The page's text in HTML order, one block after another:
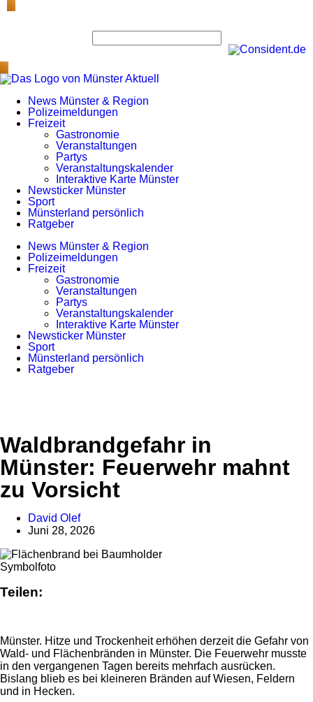
News Münster & Region
Polizeimeldungen
Freizeit
Gastronomie
Veranstaltungen
Partys
Veranstaltungskalender
Interaktive Karte Münster
Newsticker Münster
Sport
Münsterland persönlich
Ratgeber
News Münster & Region
Polizeimeldungen
Freizeit
Gastronomie
Veranstaltungen
Partys
Veranstaltungskalender
Interaktive Karte Münster
Newsticker Münster
Sport
Münsterland persönlich
Ratgeber
Waldbrandgefahr in
Münster: Feuerwehr mahnt
zu Vorsicht
David Olef
Juni 28, 2026
Symbolfoto
Teilen:
Münster. Hitze und Trockenheit erhöhen derzeit die Gefahr von
Wald- und Flächenbränden in Münster. Die Feuerwehr musste
in den vergangenen Tagen bereits mehrfach ausrücken.
Bislang blieb es bei kleineren Bränden auf Wiesen, Feldern
und in Hecken.